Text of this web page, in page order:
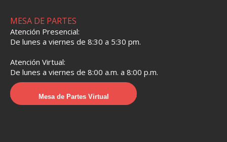
MESA DE PARTES
Atención Presencial:
De lunes a viernes de 8:30 a 5:30 pm.
Atención Virtual:
De lunes a viernes de 8:00 a.m. a 8:00 p.m.
Mesa de Partes Virtual